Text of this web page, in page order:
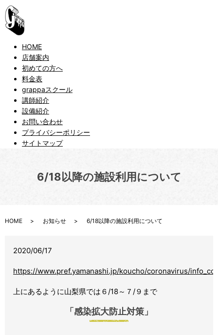
HOME
店舗案内
初めての方へ
料金表
grappaスクール
講師紹介
設備紹介
お問い合わせ
プライバシーポリシー
サイトマップ
6/18以降の施設利用について
HOME お知らせ 6/18以降の施設利用について
2020/06/17
https://www.pref.yamanashi.jp/koucho/coronavirus/
上にあるように山梨県では６/18～７/９まで
「感染拡大防止対策」